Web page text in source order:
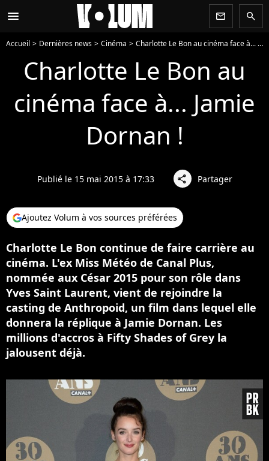
menu newsletter search
Accueil Dernières news Cinéma Charlotte Le Bon au cinéma face à... Jamie Dornan !
Charlotte Le Bon au
cinéma face à... Jamie
Dornan !
Publié le 15 mai 2015 à 17:33 share Partager
Ajoutez Volum à vos sources préférées
Charlotte Le Bon continue de faire carrière au
cinéma. L'ex Miss Météo de Canal Plus,
nommée aux César 2015 pour son rôle dans
Yves Saint Laurent, vient de rejoindre la
casting de Anthropoid, un film dans lequel elle
donnera la réplique à Jamie Dornan. Les
millions d'accros à Fifty Shades of Grey la
jalousent déjà.